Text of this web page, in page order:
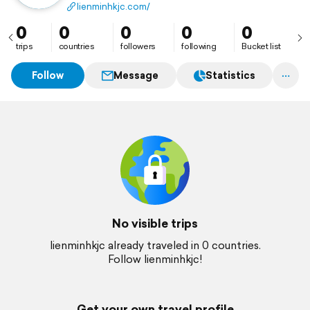
lienminhkjc.com/
0
trips
0
countries
0
followers
0
following
0
Bucket list
Follow Message Statistics
No visible trips
lienminhkjc already traveled in 0 countries.
Follow lienminhkjc!